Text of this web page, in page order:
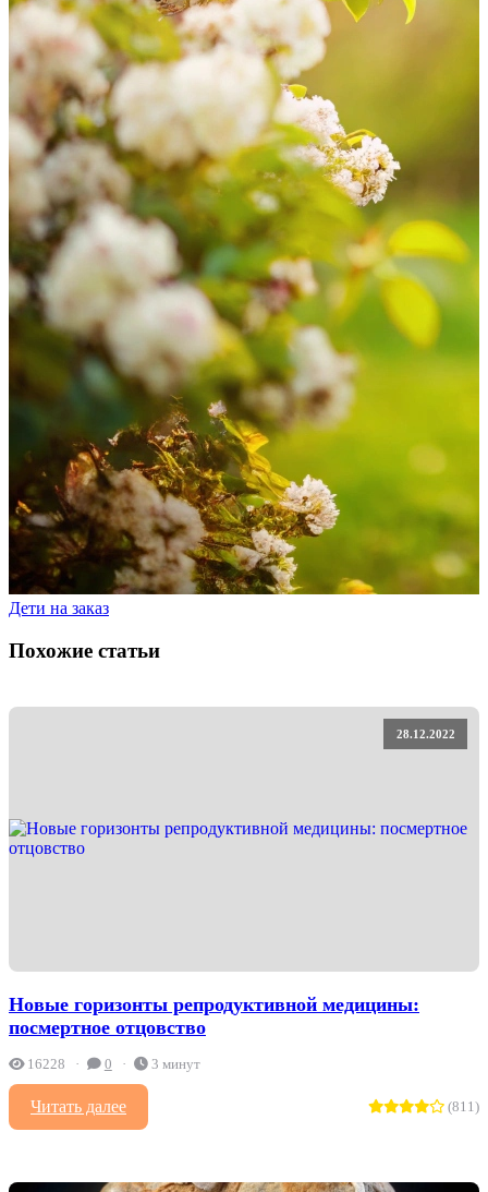
Дети на заказ
Похожие статьи
28.12.2022
Новые горизонты репродуктивной медицины:
посмертное отцовство
16228 0 3 минут
Читать далее (811)